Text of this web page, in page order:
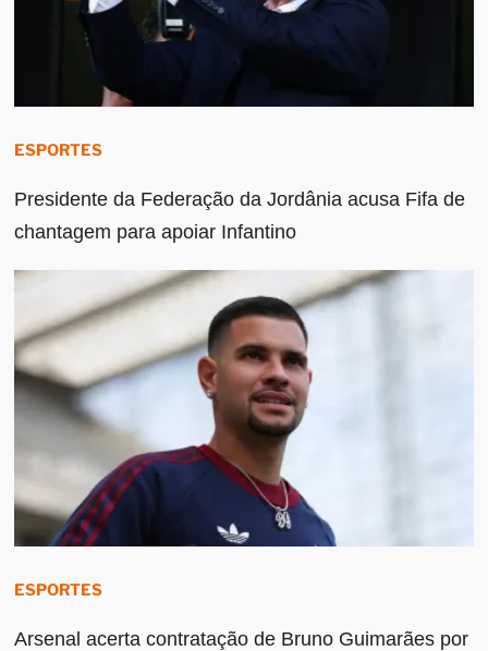
ESPORTES
Presidente da Federação da Jordânia acusa Fifa de
chantagem para apoiar Infantino
ESPORTES
Arsenal acerta contratação de Bruno Guimarães por